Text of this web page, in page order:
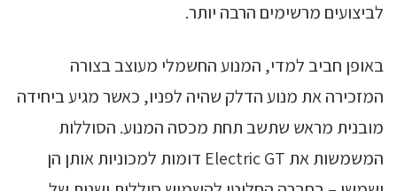
לביצועים מרשימים הרבה יותר.
באופן חביב למדי, המנוע החשמלי מעוצב בצורה
המזכירה את מנוע הדלק שהיה לפניו, כאשר מגיע ביחידה
מובנית מראש שתשב תחת מכסה המנוע. הסוללות
המשמשות את Electric GT דומות למכוניות אותן הן